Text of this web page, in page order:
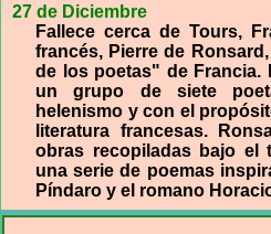
27 de Diciembre
Fallece cerca de Tours,
francés, Pierre de
de los poetas" de Francia.
un grupo de siete
helenismo y con el
literatura francesas.
obras recopiladas bajo el
una serie de poemas
Píndaro y el romano